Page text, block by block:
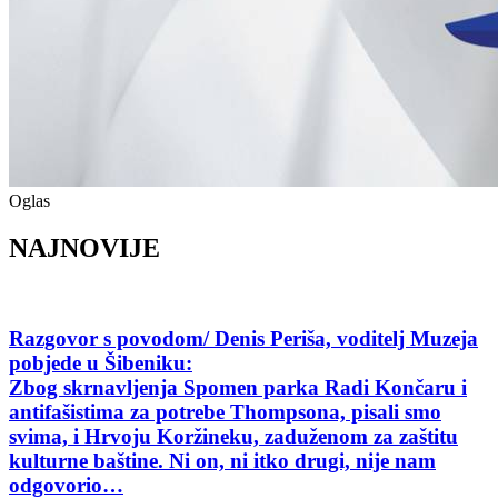
Oglas
NAJNOVIJE
Razgovor s povodom/ Denis Periša, voditelj Muzeja
pobjede u Šibeniku:
Zbog skrnavljenja Spomen parka Radi Končaru i
antifašistima za potrebe Thompsona, pisali smo
svima, i Hrvoju Koržineku, zaduženom za zaštitu
kulturne baštine. Ni on, ni itko drugi, nije nam
odgovorio…